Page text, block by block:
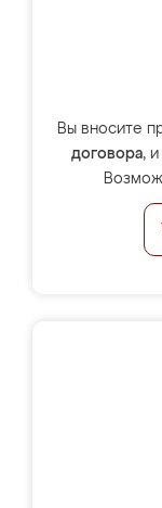
Вы вносите
договора,